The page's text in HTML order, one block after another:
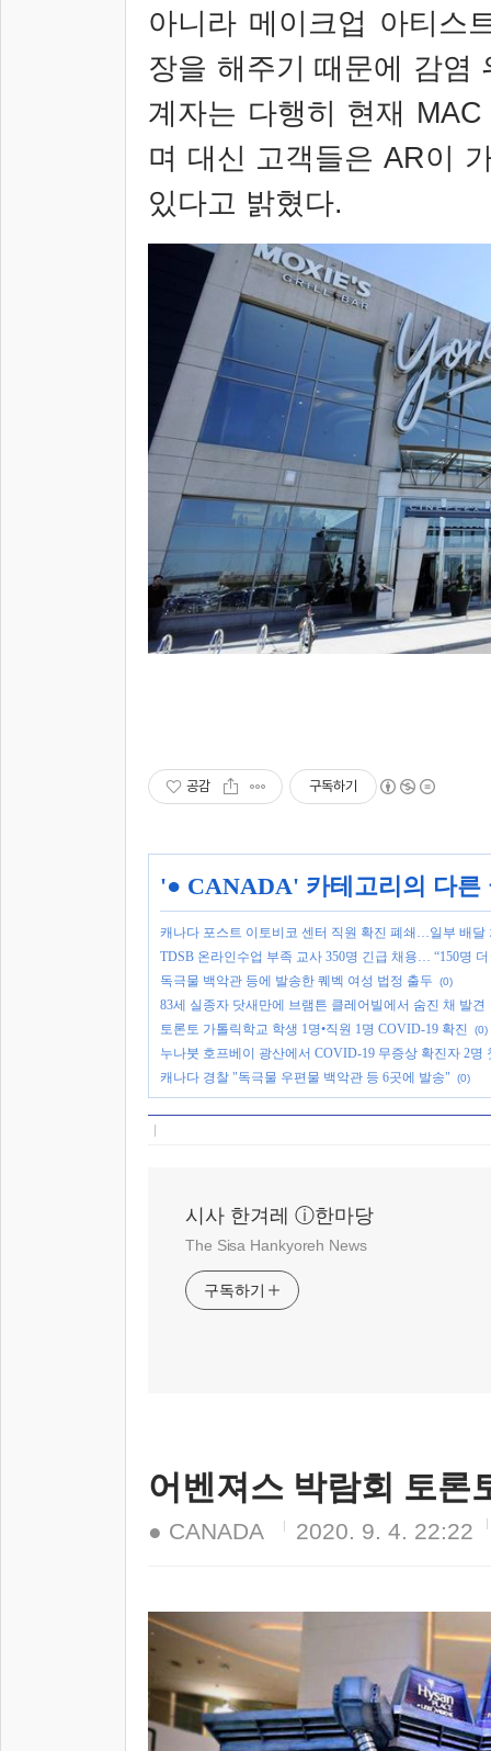
아니라 메이크업 아티스
장을 해주기 때문에 감염
계자는 다행히 현재 MAC
며 대신 고객들은 AR이
있다고 밝혔다.
공감 구독하기
'● CANADA' 카테고리의 다른
캐나다 포스트 이토비코 센터 직원 확진 폐쇄…일부 배달
TDSB 온라인수업 부족 교사 350명 긴급 채용… “150명 더
독극물 백악관 등에 발송한 퀘벡 여성 법정 출두
(0)
83세 실종자 닷새만에 브램튼 클레어빌에서 숨진 채 발견
토론토 가톨릭학교 학생 1명•직원 1명 COVID-19 확진
(0)
누나붓 호프베이 광산에서 COVID-19 무증상 확진자 2명
캐나다 경찰 "독극물 우편물 백악관 등 6곳에 발송"
(0)
시사 한겨레 ⓘ한마당
The Sisa Hankyoreh News
구독하기
어벤져스 박람회 토론
● CANADA 2020. 9. 4. 22:22